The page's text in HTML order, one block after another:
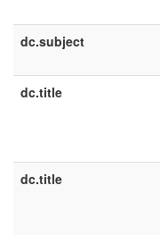
dc.subject
dc.title
dc.title